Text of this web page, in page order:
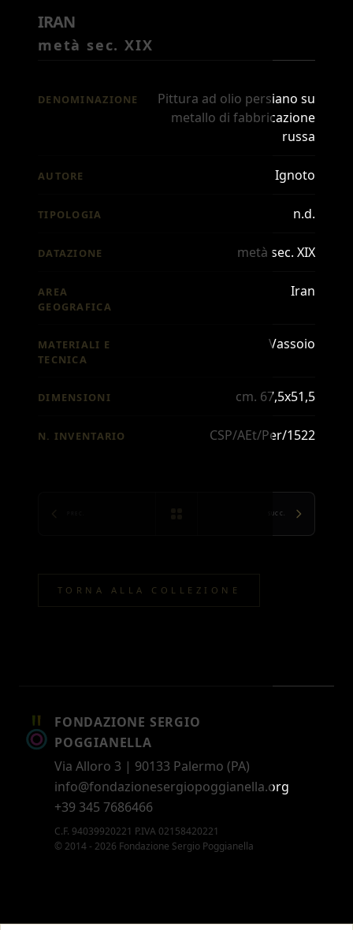
IRAN
metà sec. XIX
DENOMINAZIONE
Pittura ad olio persiano su
metallo di fabbricazione
russa
AUTORE Ignoto
TIPOLOGIA n.d.
DATAZIONE metà sec. XIX
AREA
GEOGRAFICA
Iran
MATERIALI E
TECNICA
Vassoio
DIMENSIONI cm. 67,5x51,5
N. INVENTARIO CSP/AEt/Per/1522
SUCC.
TORNA ALLA COLLEZIONE
FONDAZIONE SERGIO
POGGIANELLA
Via Alloro 3 | 90133 Palermo (PA)
info@fondazionesergiopoggianella.org
+39 345 7686466
C.F. 94039920221 P.IVA 02158420221
© 2014 - 2026 Fondazione Sergio Poggianella